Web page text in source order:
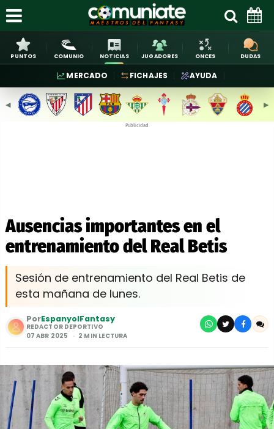
PUNTOS COMUNIO NOTICIAS JUGADORES ONCES DUDAS
MERCADO FICHAJES AYUDA
◀︎ ▶︎
Publicidad
Ausencias importantes en el
entrenamiento del Real Betis
Sesión de entrenamiento del Real Betis de
esta mañana de lunes.
PorEspanyolFantasy
REDACTOR DEPORTIVO
07 ABR 2025
2 MIN LECTURA